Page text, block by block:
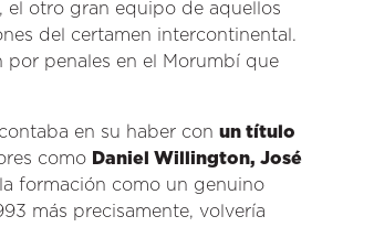
, el otro gran equipo de aquellos
del certamen intercontinental.
penales en el Morumbí que
en su haber con un título
como Daniel Willington, José
formación como un genuino
más precisamente, volvería